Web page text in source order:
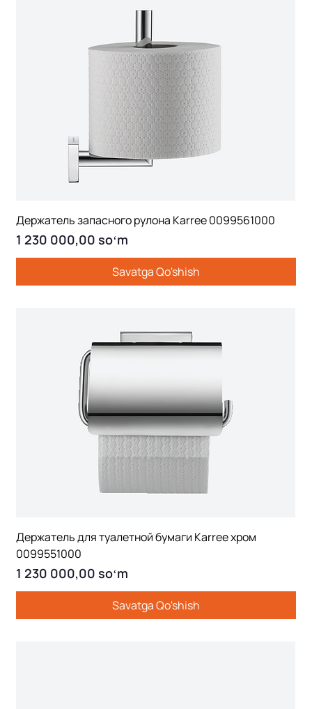
Держатель запасного рулона Karree 0099561000
Price
1 230 000,00 soʻm
Savatga Qo'shish
Держатель для туалетной бумаги Karree хром
0099551000
Price
1 230 000,00 soʻm
Savatga Qo'shish